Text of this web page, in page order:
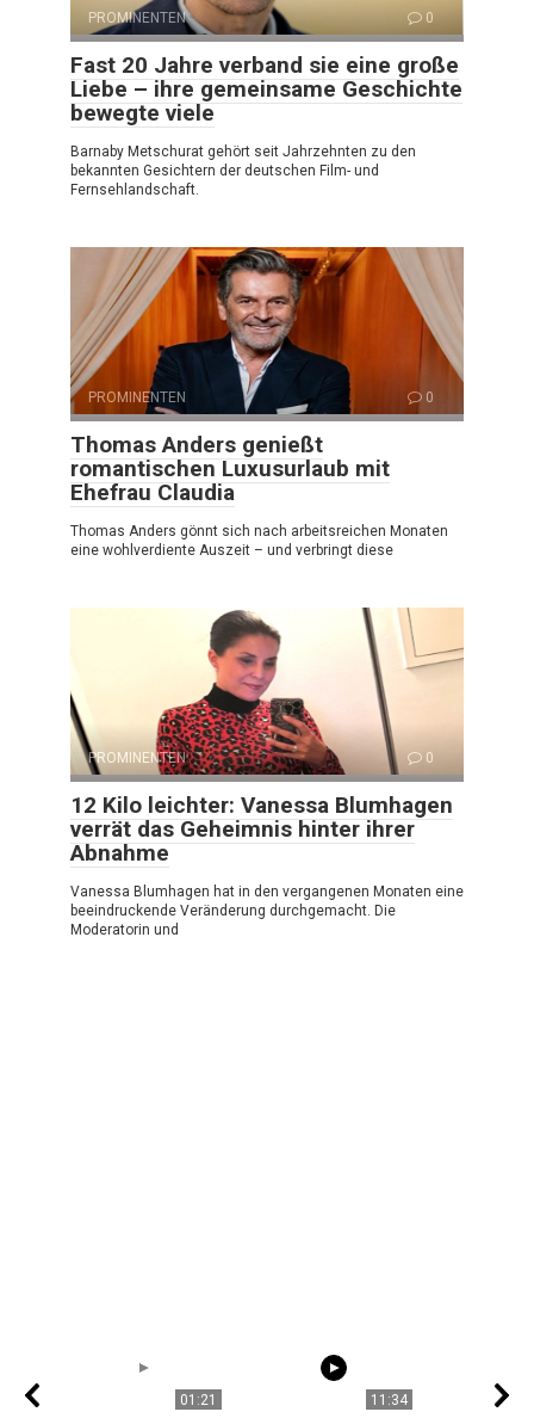
PROMINENTEN 0
Fast 20 Jahre verband sie eine große
Liebe – ihre gemeinsame Geschichte
bewegte viele
Barnaby Metschurat gehört seit Jahrzehnten zu den
bekannten Gesichtern der deutschen Film- und
Fernsehlandschaft.
PROMINENTEN 0
Thomas Anders genießt
romantischen Luxusurlaub mit
Ehefrau Claudia
Thomas Anders gönnt sich nach arbeitsreichen Monaten
eine wohlverdiente Auszeit – und verbringt diese
PROMINENTEN 0
12 Kilo leichter: Vanessa Blumhagen
verrät das Geheimnis hinter ihrer
Abnahme
Vanessa Blumhagen hat in den vergangenen Monaten eine
beeindruckende Veränderung durchgemacht. Die
Moderatorin und
01:21 11:34